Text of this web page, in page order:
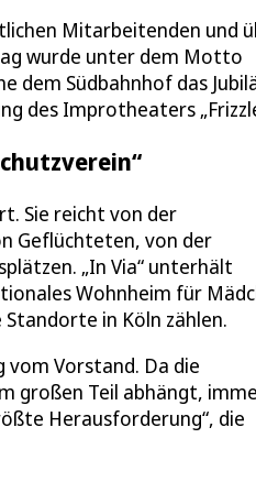
Mitarbeitenden und
wurde unter dem Motto
dem Südbahnhof das
des Improtheaters
Sie reicht von der
Geflüchteten, von der
„In Via“ unterhält
Wohnheim für
in Köln zählen.
vom Vorstand. Da die
großen Teil abhängt,
Herausforderung“, die